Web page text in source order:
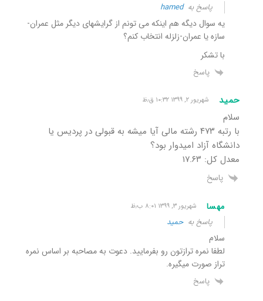
پاسخ بهhamed
یه سوال دیگه هم اینکه می تونم از گرایشهای دیگر مثل عمران-
سازه یا عمران-زلزله انتخاب کنم؟
با تشکر
پاسخ
حمید شهریور ۲, ۱۳۹۹ ۱۰:۳۲ ق٫ظ
سلام
با رتبه ۴۷۳ رشته مالی آیا میشه به قبولی در پردیس یا
دانشگاه آزاد امیدوار بود؟
معدل کل: ۱۷.۶۳
پاسخ
مهسا شهریور ۳, ۱۳۹۹ ۸:۰۱ ب٫ظ
پاسخ بهحمید
سلام
لطفا نمره ترازتون رو بفرمایید. دعوت به مصاحبه بر اساس نمره
تراز صورت میگیره.
پاسخ